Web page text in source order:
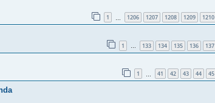
1 1206 1207 1208 1209 1210
1 … 133 134 135 136 137
1 41 42 43 44 45